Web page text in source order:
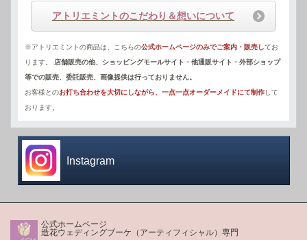
アトリエミントのこだわり＆想いについて
※アトリエミントの商品は、こちらの公式ホームページのみでご案内・販売してお
ります。 店舗販売の他、ショッピングモールサイト・他通販サイト・外部ショップ
等での販売、委託販売、画像提供は行っておりません。
お客様とのお打ち合わせを大切にしながら、一点一点オーダーメイドにて制作して
おります。
Instagram
公式ホームページ
造花ウェディングブーケ（アーティフィシャル）専門